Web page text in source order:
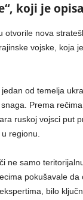
koji je
nova
vojske, koja
od temelja
Prema
ruskoj vojsci put
regionu.
ne samo
pokušavale
bilo